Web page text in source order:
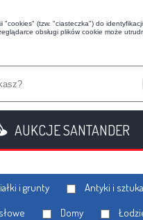
(tzw. "ciasteczka") do
obsługi plików cookie może
AUKCJE SANTANDER
i grunty Antyki i sztuka
Domy